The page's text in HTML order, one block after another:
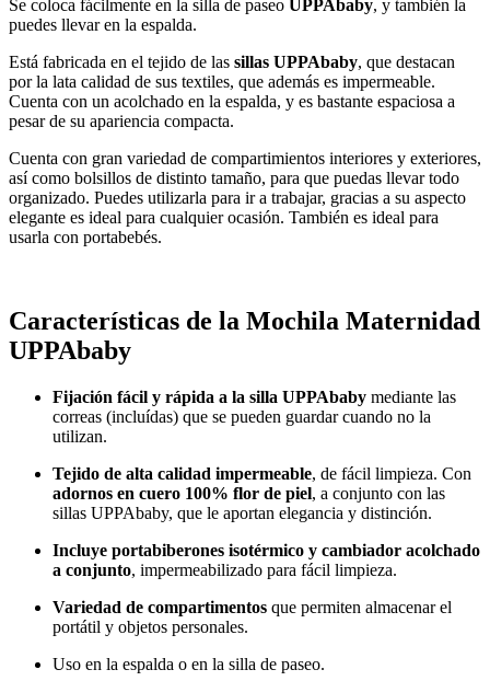
Se coloca fácilmente en la silla de paseo UPPAbaby, y también la
puedes llevar en la espalda.
Está fabricada en el tejido de las sillas UPPAbaby, que destacan
por la lata calidad de sus textiles, que además es impermeable.
Cuenta con un acolchado en la espalda, y es bastante espaciosa a
pesar de su apariencia compacta.
Cuenta con gran variedad de compartimientos interiores y exteriores,
así como bolsillos de distinto tamaño, para que puedas llevar todo
organizado. Puedes utilizarla para ir a trabajar, gracias a su aspecto
elegante es ideal para cualquier ocasión. También es ideal para
usarla con portabebés.
Características de la Mochila Maternidad
UPPAbaby
Fijación fácil y rápida a la silla UPPAbaby mediante las
correas (incluídas) que se pueden guardar cuando no la
utilizan.
Tejido de alta calidad impermeable, de fácil limpieza. Con
adornos en cuero 100% flor de piel, a conjunto con las
sillas UPPAbaby, que le aportan elegancia y distinción.
Incluye portabiberones isotérmico y cambiador acolchado
a conjunto, impermeabilizado para fácil limpieza.
Variedad de compartimentos que permiten almacenar el
portátil y objetos personales.
Uso en la espalda o en la silla de paseo.